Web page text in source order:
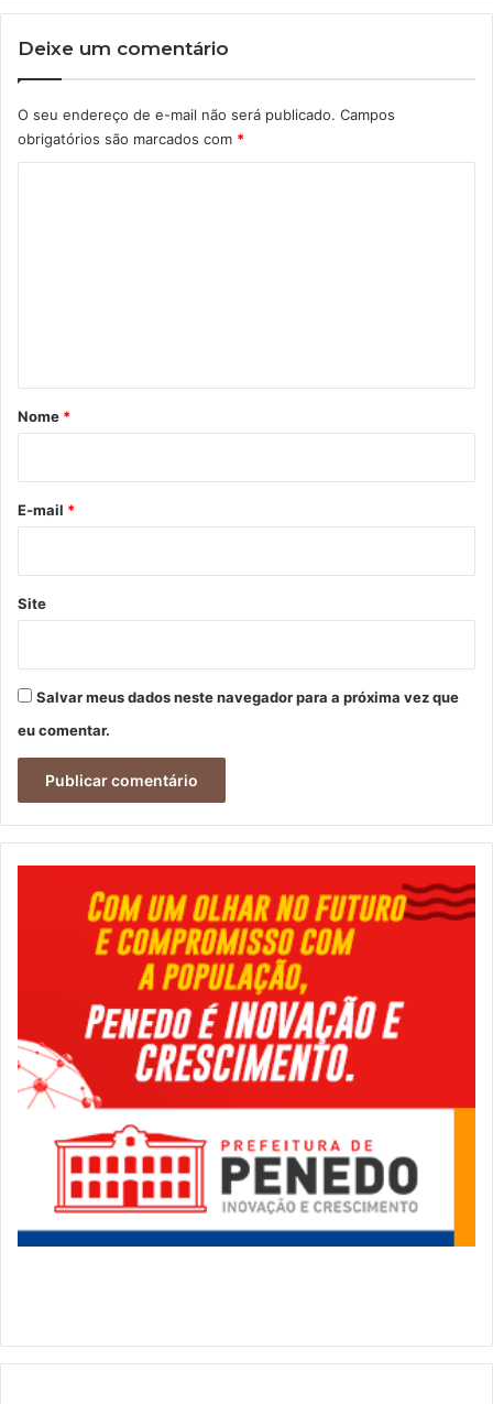
Deixe um comentário
O seu endereço de e-mail não será publicado. Campos
obrigatórios são marcados com *
r
*
Nome *
E-mail *
Site
Salvar meus dados neste navegador para a próxima vez que
eu comentar.